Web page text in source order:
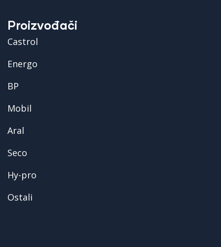
Proizvođači
Castrol
Energo
BP
Mobil
Aral
Seco
Hy-pro
Ostali